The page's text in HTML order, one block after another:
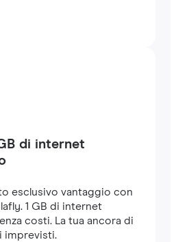
di internet
esclusivo vantaggio con
1 GB di internet
costi. La tua ancora di
imprevisti.